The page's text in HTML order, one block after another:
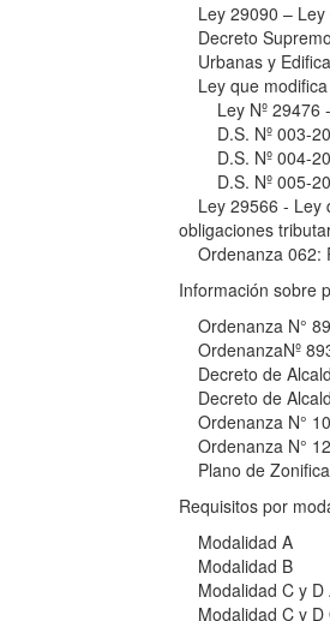
Ley 29090 – Ley
Decreto
Urbanas y
Ley que modifica
Ley Nº 29476 -
D.S. Nº 003-
D.S. Nº 004-
D.S. Nº 005-
Ley 29566 - Ley
obligaciones
Ordenanza 062:
Información sobre
Ordenanza N°
OrdenanzaNº
Decreto de
Decreto de
Ordenanza N°
Ordenanza N°
Plano de
Requisitos por
Modalidad A
Modalidad B
Modalidad C y D
Modalidad C y D